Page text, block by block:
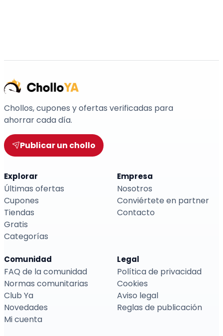
Chollos, cupones y ofertas verificadas para
ahorrar cada día.
Publicar un chollo
Explorar
Últimas ofertas
Cupones
Tiendas
Gratis
Categorías
Empresa
Nosotros
Conviértete en partner
Contacto
Comunidad
FAQ de la comunidad
Normas comunitarias
Club Ya
Novedades
Mi cuenta
Legal
Política de privacidad
Cookies
Aviso legal
Reglas de publicación